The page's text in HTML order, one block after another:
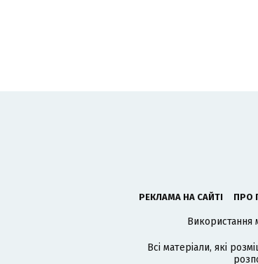
РЕКЛАМА НА САЙТІ ПРО
Використання
Всі матеріали, які